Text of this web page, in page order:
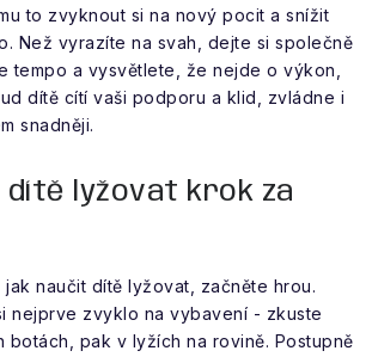
to zvyknout si na nový pocit a snížit
Než vyrazíte na svah, dejte si společně
tempo a vysvětlete, že nejde o výkon,
dítě cítí vaši podporu a klid, zvládne i
snadněji.
lyžovat krok za
jak naučit dítě lyžovat, začněte hrou.
nejprve zvyklo na vybavení - zkuste
botách, pak v lyžích na rovině. Postupně